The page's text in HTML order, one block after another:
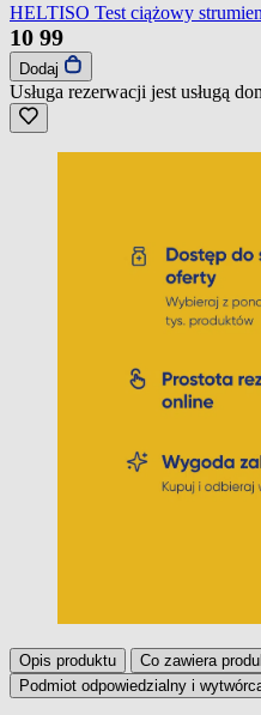
HELTISO Test ciążowy
10 99
Dodaj
Usługa rezerwacji jest usługą
Opis produktu Co zawiera
Podmiot odpowiedzialny i